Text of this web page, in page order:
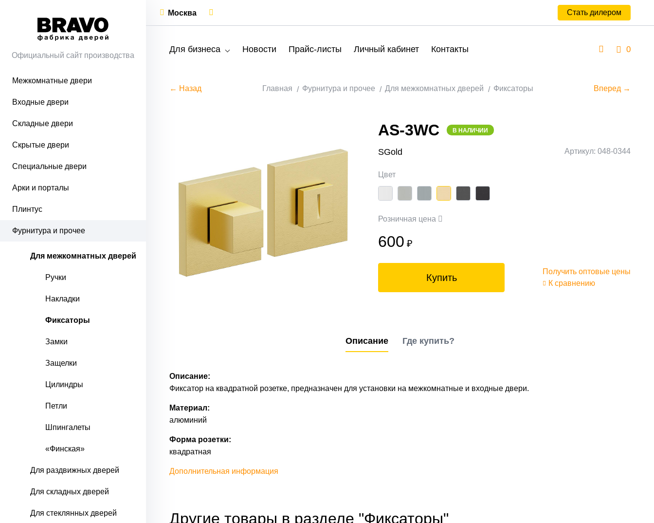
Официальный сайт производства
Межкомнатные двери
Входные двери
Складные двери
Скрытые двери
Специальные двери
Арки и порталы
Плинтус
Фурнитура и прочее
Для межкомнатных дверей
Ручки
Накладки
Фиксаторы
Замки
Защелки
Цилиндры
Петли
Шпингалеты
«Финская»
Для раздвижных дверей
Для складных дверей
Для стеклянных дверей
Москва Стать дилером
Для бизнеса Новости Прайс-листы Личный кабинет Контакты 0
← Назад Главная Фурнитура и прочее Для межкомнатных дверей Фиксаторы Вперед →
AS-3WC В НАЛИЧИИ
SGold Артикул: 048-0344
Цвет
Розничная цена
600 ₽
Купить
Получить оптовые цены
К сравнению
Описание Где купить?
Описание:
Фиксатор на квадратной розетке, предназначен для установки на межкомнатные и входные двери.
Материал:
алюминий
Форма розетки:
квадратная
Дополнительная информация
Другие товары в разделе "Фиксаторы"